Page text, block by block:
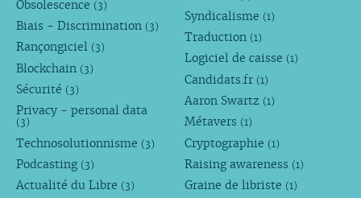
Obsolescence (3)
Biais - Discrimination (3)
Rançongiciel (3)
Blockchain (3)
Sécurité (3)
Privacy - personal data
(3)
Technosolutionnisme (3)
Podcasting (3)
Actualité du Libre (3)
Syndicalisme (1)
Traduction (1)
Logiciel de caisse (1)
Candidats.fr (1)
Aaron Swartz (1)
Métavers (1)
Cryptographie (1)
Raising awareness (1)
Graine de libriste (1)